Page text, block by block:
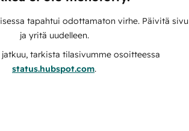
tapahtui odottamaton virhe. Päivitä sivu
ja yritä uudelleen.
jatkuu, tarkista tilasivumme osoitteessa
status.hubspot.com.